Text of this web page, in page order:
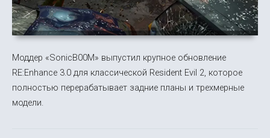
Моддер «SonicB00M» выпустил крупное обновление
RE:Enhance 3.0 для классической Resident Evil 2, которое
полностью перерабатывает задние планы и трехмерные
модели.